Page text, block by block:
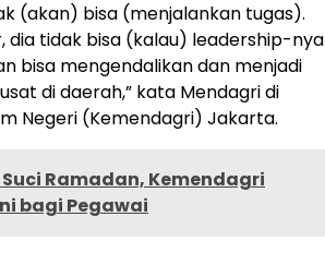
(akan) bisa (menjalankan tugas).
dia tidak bisa (kalau) leadership-nya
bisa mengendalikan dan menjadi
di daerah,” kata Mendagri di
Negeri (Kemendagri) Jakarta.
Ramadan, Kemendagri
bagi Pegawai